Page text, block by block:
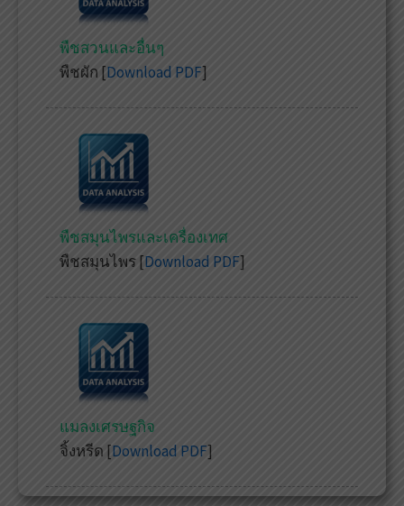
พืชสวนและอื่นๆ
พืชผัก [Download PDF]
พืชสมุนไพรและเครื่องเทศ
พืชสมุนไพร [Download PDF]
แมลงเศรษฐกิจ
จิ้งหรีด [Download PDF]